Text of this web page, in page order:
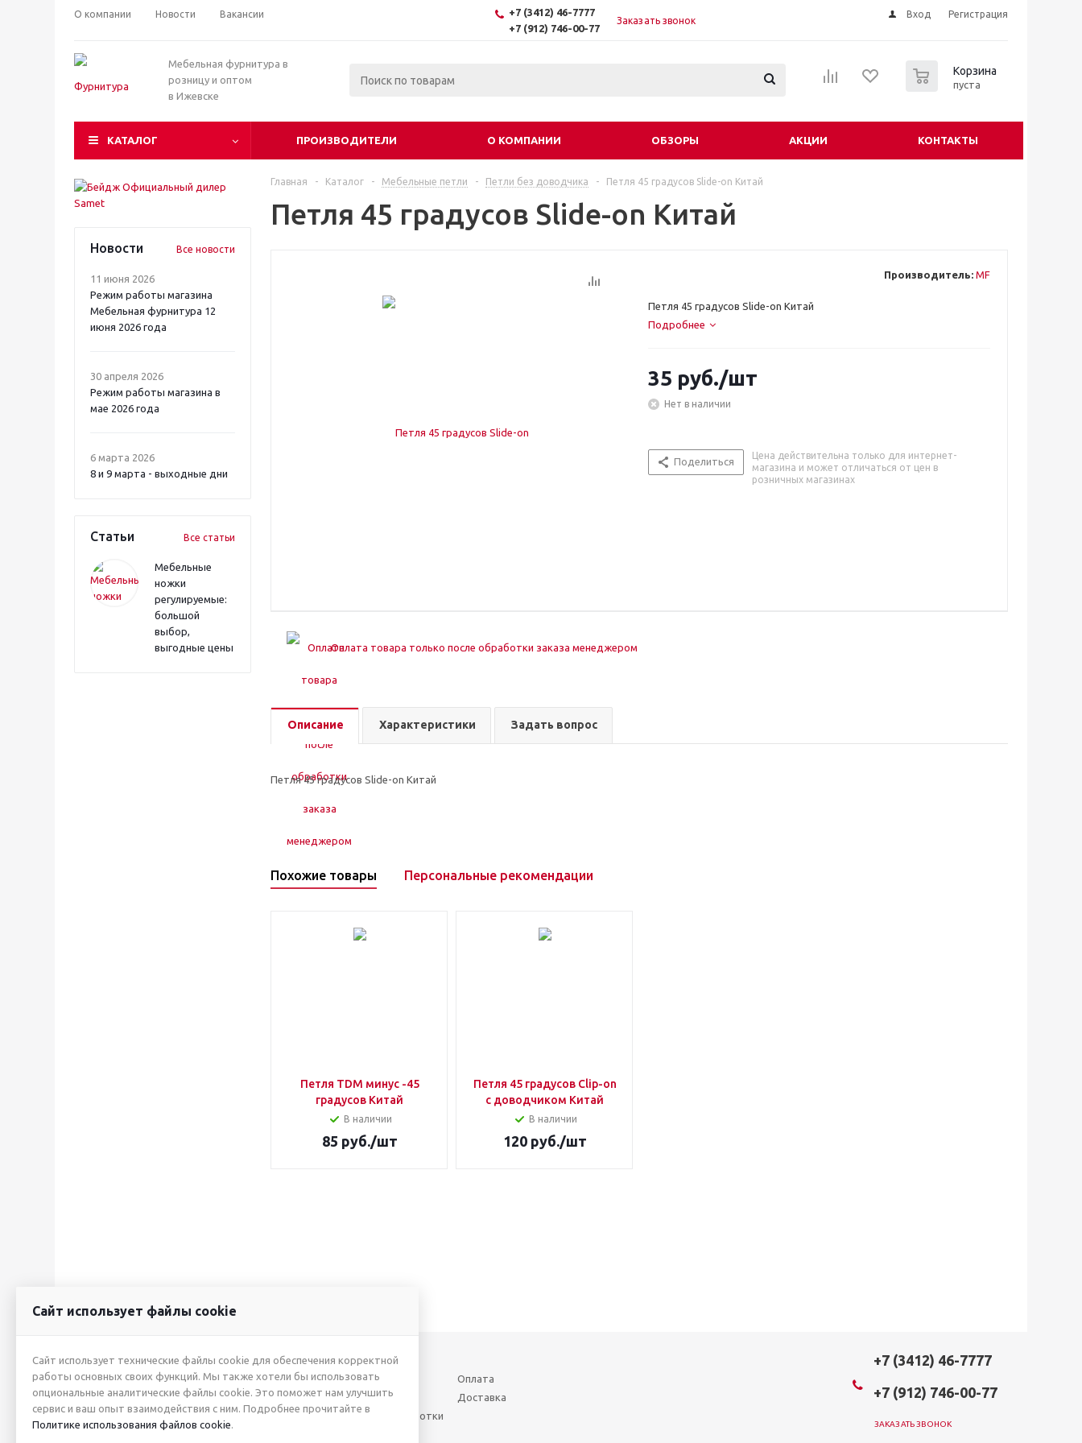
О компании Новости Вакансии
+7 (3412) 46-7777
+7 (912) 746-00-77
Заказать звонок
Вход Регистрация
Мебельная фурнитура в
розницу и оптом
в Ижевске
Корзина
пуста
КАТАЛОГ ПРОИЗВОДИТЕЛИ О КОМПАНИИ ОБЗОРЫ АКЦИИ КОНТАКТЫ
Новости Все новости
11 июня 2026
Режим работы магазина
Мебельная фурнитура 12
июня 2026 года
30 апреля 2026
Режим работы магазина в
мае 2026 года
6 марта 2026
8 и 9 марта - выходные дни
Статьи Все статьи
Мебельные
ножки
регулируемые:
большой
выбор,
выгодные цены
Главная - Каталог - Мебельные петли - Петли без доводчика - Петля 45 градусов Slide-on Китай
Петля 45 градусов Slide-on Китай
Производитель: MF
Петля 45 градусов Slide-on Китай
Подробнее
35 руб./шт
Нет в наличии
Поделиться
Цена действительна только для интернет-
магазина и может отличаться от цен в
розничных магазинах
Оплата товара только после обработки заказа менеджером
Описание Характеристики Задать вопрос
Петля 45 градусов Slide-on Китай
Похожие товары Персональные рекомендации
Петля TDM минус -45
градусов Китай
В наличии
85 руб./шт
Петля 45 градусов Clip-on
с доводчиком Китай
В наличии
120руб./шт
2026 © ИП Жуйкова А.Ю.
О КОМПАНИИ
Новости
Производители
Политика в отношении обработки
Оплата
Доставка
+7 (3412) 46-7777
+7 (912) 746-00-77
ЗАКАЗАТЬ ЗВОНОК
Сайт использует файлы cookie
Сайт использует технические файлы cookie для обеспечения корректной
работы основных своих функций. Мы также хотели бы использовать
опциональные аналитические файлы cookie. Это поможет нам улучшить
сервис и ваш опыт взаимодействия с ним. Подробнее прочитайте в
Политике использования файлов cookie.